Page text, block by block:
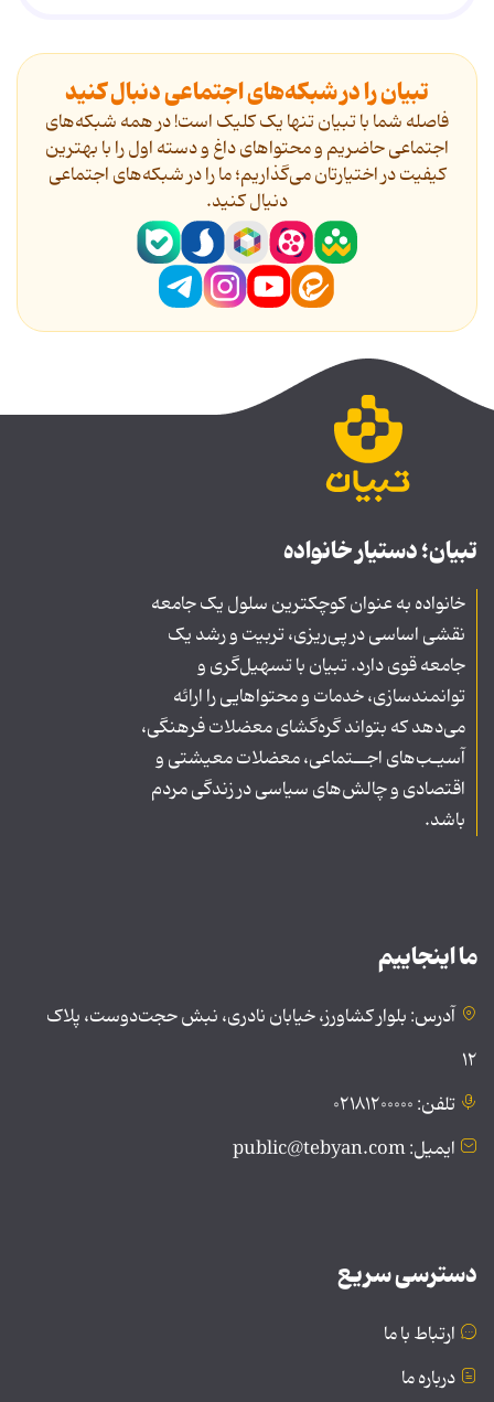
تبیان را در شبکه‌های اجتماعی دنبال کنید
فاصله شما با تبیان تنها یک کلیک است! در همه شبکه‌های
اجتماعی حاضریم و محتواهای داغ و دسته اول را با بهترین
کیفیت در اختیارتان می‌گذاریم؛ ما را در شبکه‌های اجتماعی
دنیال کنید.
تبیان؛ دستیار خانواده
خانواده به عنوان کوچکترین سلول یک جامعه
نقشی اساسی در پی‌ریزی، تربیت و رشد یک
جامعه قوی دارد. تبیان با تسهیل‌گری و
توانمندسازی، خدمات و محتواهایی را ارائه
می‌دهد که بتواند گره‌گشای معضلات فرهنگی،
آسیـب‌های اجــتماعی، معضلات معیشتی و
اقتصادی و چالش‌های سیاسی در زندگی مردم
باشد.
ما اینجاییم
آدرس: بلوار کشاورز، خیابان نادری، نبش حجت‌دوست، پلاک
۱۲
تلفن: ۰۲۱۸۱۲۰۰۰۰۰
ایمیل: public@tebyan.com
دسترسی سریع
ارتباط با ما
درباره ما